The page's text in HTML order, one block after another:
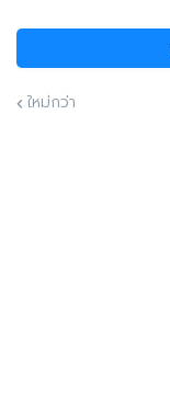
ใหม่กว่า